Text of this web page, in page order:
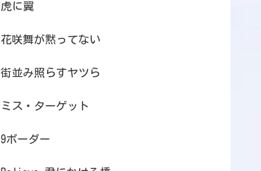
虎に翼
花咲舞が黙ってない
街並み照らすヤツら
ミス・ターゲット
9ボーダー